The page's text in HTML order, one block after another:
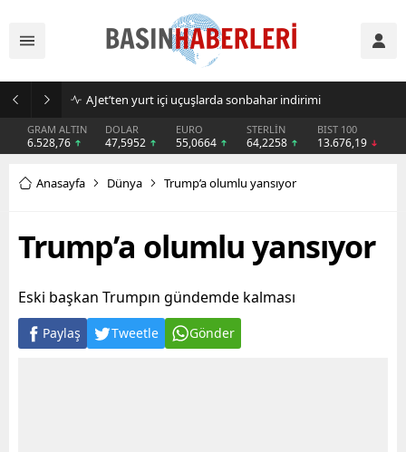
AJet’ten yurt içi uçuşlarda sonbahar indirimi
GRAM ALTIN
6.528,76
DOLAR
47,5952
EURO
55,0664
STERLİN
64,2258
BIST 100
13.676,19
Anasayfa Dünya Trump’a olumlu yansıyor
Trump’a olumlu yansıyor
Eski başkan Trumpın gündemde kalması
Paylaş Tweetle Gönder